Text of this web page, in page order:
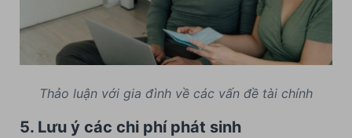
Thảo luận với gia đình về các vấn đề tài chính
5. Lưu ý các chi phí phát sinh